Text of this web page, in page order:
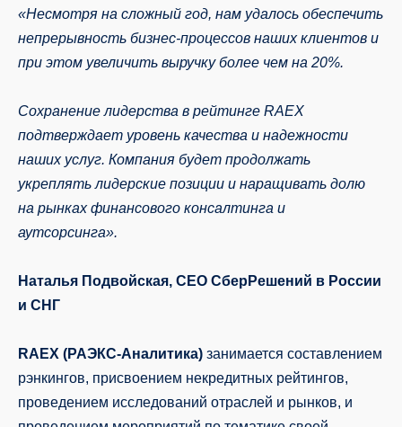
«Несмотря на сложный год, нам удалось обеспечить
непрерывность бизнес-процессов наших клиентов и
при этом увеличить выручку более чем на 20%.
Сохранение лидерства в рейтинге RAEX
подтверждает уровень качества и надежности
наших услуг. Компания будет продолжать
укреплять лидерские позиции и наращивать долю
на рынках финансового консалтинга и
аутсорсинга».
Наталья Подвойская, CEO СберРешений в России
и СНГ
RAEX (РАЭКС-Аналитика) занимается составлением
рэнкингов, присвоением некредитных рейтингов,
проведением исследований отраслей и рынков, и